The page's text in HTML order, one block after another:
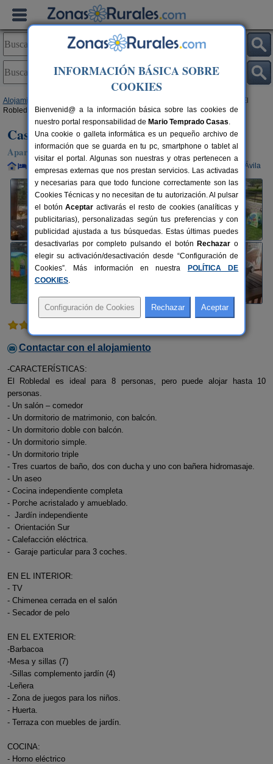
Alojamientos
> Casa El
Robledal
Casa El Robledal
Apartamentos Rurales en Las Navas del Marqués (Ávila)
Alquiler completo y por habitaciones 8+2 plazas 35 km de Ávila
Contactar con el alojamiento
-CARACTERÍSTICAS:
El Robledal es ideal para 8 personas, pero puede alojar hasta 10
personas.
- Un salón – comedor
- Un dormitorio de matrimonio, con balcón.
- Un dormitorio doble con balcón.
- Un dormitorio simple.
- Un dormitorio triple
- Tres cuartos de baño, dos con ducha y uno con bañera hidromasaje.
- Un aseo
- Cocina independiente completa
- Porche acristalado y amueblado.
- Jardín independiente
- Orientación Sur
- Calefacción eléctrica.
- Garaje particular para 3 coches.
EN EL INTERIOR:
- TV
- Chimenea cerrada en el salón
- Secador de pelo
EN EL EXTERIOR:
-Barbacoa
-Mesa y sillas (7)
-Sillas complemento jardín (4)
-Leñera
- Zona de juegos para los niños.
- Huerta.
- Terraza con muebles de jardín.
COCINA:
- Horno eléctrico
INFORMACIÓN BÁSICA SOBRE
COOKIES
Bienvenid@ a la información básica sobre las cookies de
nuestro portal responsabilidad de Mario Temprado Casas.
Una cookie o galleta informática es un pequeño archivo de
información que se guarda en tu pc, smartphone o tablet al
visitar el portal. Algunas son nuestras y otras pertenecen a
empresas externas que nos prestan servicios. Las activadas
y necesarias para que todo funcione correctamente son las
Cookies Técnicas y no necesitan de tu autorización. Al pulsar
el botónAceptar activarás el resto de cookies (analíticas y
publicitarias), personalizadas según tus preferencias y con
publicidad ajustada a tus búsquedas. Estas últimas puedes
desactivarlas por completo pulsando el botón Rechazar o
elegir su activación/desactivación desde “Configuración de
Cookies”. Más información en nuestra
POLÍTICA DE
COOKIES.